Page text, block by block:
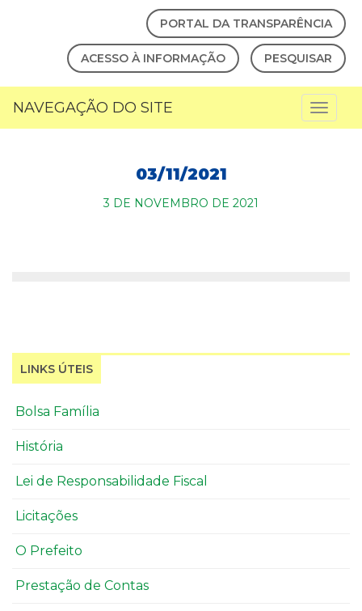
PORTAL DA TRANSPARÊNCIA
ACESSO À INFORMAÇÃO PESQUISAR
NAVEGAÇÃO DO SITE
03/11/2021
3 DE NOVEMBRO DE 2021
LINKS ÚTEIS
Bolsa Família
História
Lei de Responsabilidade Fiscal
Licitações
O Prefeito
Prestação de Contas